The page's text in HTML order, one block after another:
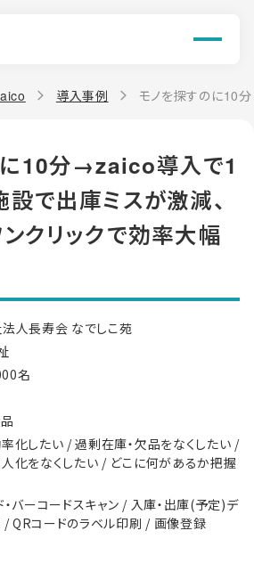
導入事例 モノを探すのに10
に10分→zaico導入で1
で出庫ミスが激減、
クリックで効率大幅
人長寿会 なでしこ苑
名
化したい / 過剰在庫・欠品をなくしたい /
化をなくしたい / どこに何があるか把握
・バーコードスキャン / 入庫・出庫(予定)デ
/ QRコードのラベル印刷 / 画像登録